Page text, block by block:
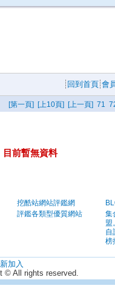
回到首頁 會
[第一頁] [上10頁] [上一頁] 71
目前暫無資料
挖酷站網站評鑑網
評鑑各類型優質網站
集
盟
自
榜
加入
© All rights reserved.